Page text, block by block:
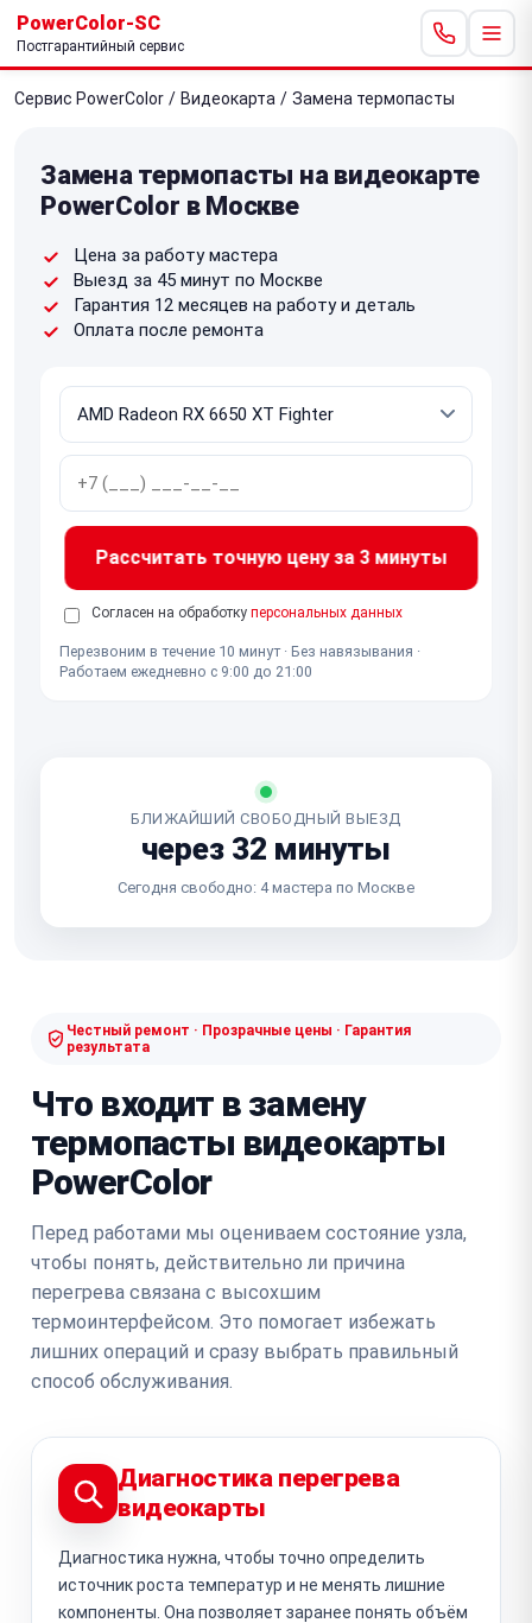
PowerColor-SC
Постгарантийный сервис
Сервис PowerColor / Видеокарта / Замена термопасты
Замена термопасты на видеокарте
PowerColor в Москве
Цена за работу мастера
Выезд за 45 минут по Москве
Гарантия 12 месяцев на работу и деталь
Оплата после ремонта
Рассчитать точную цену за 3 минуты
Согласен на обработку персональных данных
Перезвоним в течение 10 минут · Без навязывания ·
Работаем ежедневно с 9:00 до 21:00
БЛИЖАЙШИЙ СВОБОДНЫЙ ВЫЕЗД
через 32 минуты
Сегодня свободно: 4 мастера по Москве
Честный ремонт · Прозрачные цены · Гарантия
результата
Что входит в замену
термопасты видеокарты
PowerColor
Перед работами мы оцениваем состояние узла,
чтобы понять, действительно ли причина
перегрева связана с высохшим
термоинтерфейсом. Это помогает избежать
лишних операций и сразу выбрать правильный
способ обслуживания.
Диагностика перегрева
видеокарты
Диагностика нужна, чтобы точно определить
источник роста температур и не менять лишние
компоненты. Она позволяет заранее понять объём